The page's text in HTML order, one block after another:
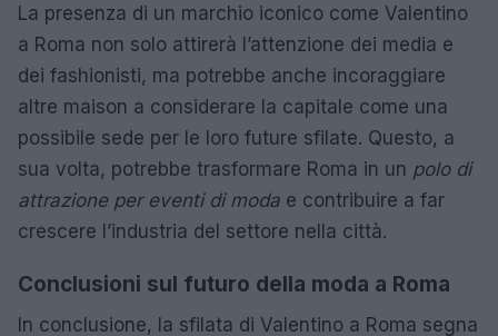
La presenza di un marchio iconico come Valentino
a Roma non solo attirerà l’attenzione dei media e
dei fashionisti, ma potrebbe anche incoraggiare
altre maison a considerare la capitale come una
possibile sede per le loro future sfilate. Questo, a
sua volta, potrebbe trasformare Roma in un polo di
attrazione per eventi di moda e contribuire a far
crescere l’industria del settore nella città.
Conclusioni sul futuro della moda a Roma
In conclusione, la sfilata di Valentino a Roma segna